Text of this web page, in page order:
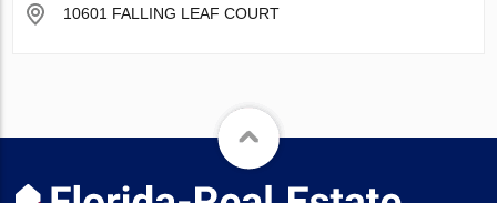
10601 FALLING LEAF COURT